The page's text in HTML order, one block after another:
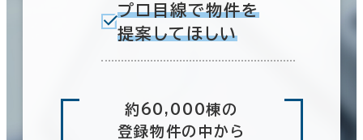
プロ目線で物件を
提案してほしい
約60,000棟の
登録物件の中から